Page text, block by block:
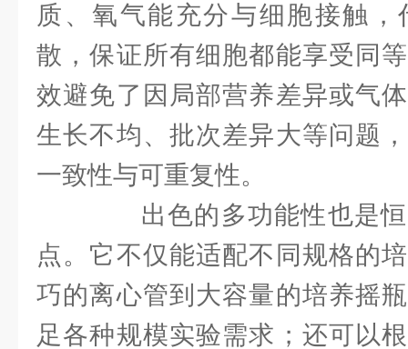
质、氧气能充分与细胞接触
散，保证所有细胞都能享受同
效避免了因局部营养差异或气
生长不均、批次差异大等问题
一致性与可重复性。
出色的多功能性也是恒
点。它不仅能适配不同规格的
巧的离心管到大容量的培养摇
足各种规模实验需求；还可以